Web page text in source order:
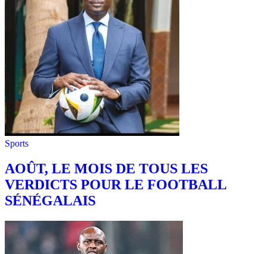
Sports
AOÛT, LE MOIS DE TOUS LES
VERDICTS POUR LE FOOTBALL
SÉNÉGALAIS